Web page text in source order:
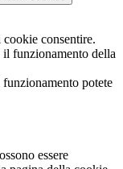
cookie consentire.
il funzionamento della
potete
essere